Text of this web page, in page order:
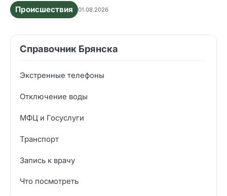
Происшествия
01.08.2026
Справочник Брянска
Экстренные телефоны
Отключение воды
МФЦ и Госуслуги
Транспорт
Запись к врачу
Что посмотреть